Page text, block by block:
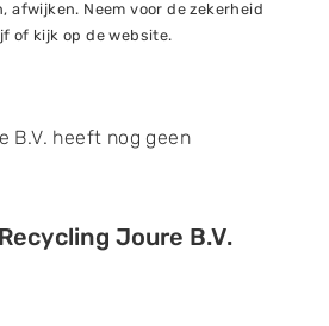
afwijken. Neem voor de zekerheid
of kijk op de website.
B.V. heeft nog geen
Joure B.V.